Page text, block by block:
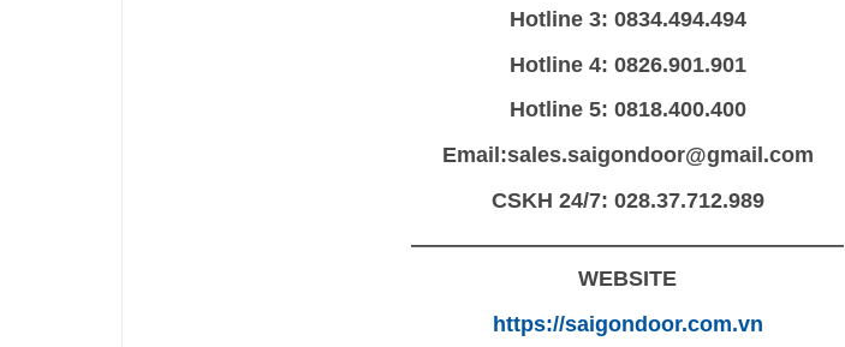
Hotline 3: 0834.494.494
Hotline 4: 0826.901.901
Hotline 5: 0818.400.400
Email:sales.saigondoor@gmail.com
CSKH 24/7: 028.37.712.989
————————————————————
WEBSITE
https://saigondoor.com.vn